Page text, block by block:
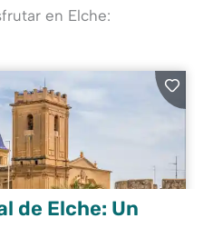
en Elche:
de Elche: Un